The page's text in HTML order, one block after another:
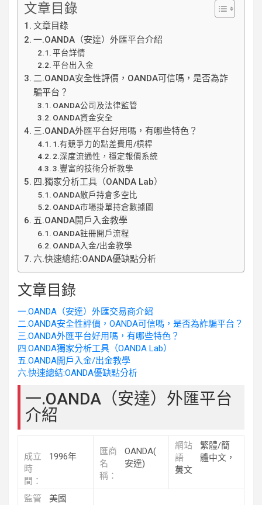
文章目錄
文章目錄
一.OANDA（安達）外匯平台介紹
平台詳情
平台出入金
二.OANDA安全性評價，OANDA可信嗎，是否為詐
騙平台？
OANDA公司及法律監管
OANDA資金安全
三.OANDA外匯平台好用嗎，有哪些特色？
1.有競爭力的點差費用/槓桿
2.深度流通性，穩定報價系統
3.豐富的技術分析教學
四.獨家分析工具（OANDA Lab）
OANDA散戶持倉多空比
OANDA市場掛單持倉數據圖
五.OANDA開戶入金教學
OANDA註冊開戶流程
OANDA入金/出金教學
六.快速總結:OANDA優缺點分析
文章目錄
一.OANDA（安達）外匯交易商介紹
二.OANDA安全性評價，OANDA可信嗎，是否為詐騙平台？
三.OANDA外匯平台好用嗎，有哪些特色？
四.OANDA獨家分析工具（OANDA Lab）
五.OANDA開戶入金/出金教學
六.快速總結:OANDA優缺點分析
一.OANDA（安達）外匯平台
介紹
成立
時
間：
1996年
匯商
名
稱：
OANDA(
安達)
網站
語
言：
繁體/簡
體中文，
英文
監管
美國